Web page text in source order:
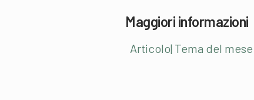
Maggiori informazioni
Articolo| Tema del